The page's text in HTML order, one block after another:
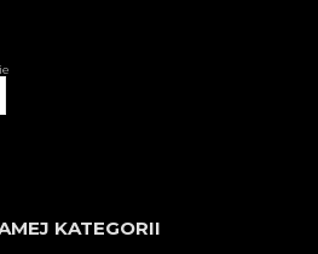
KATEGORII